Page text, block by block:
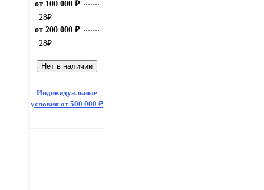
от 100 000 ₽
28₽
от 200 000 ₽
28₽
Нет в наличии
Индивидуальные
условия от 500 000 ₽